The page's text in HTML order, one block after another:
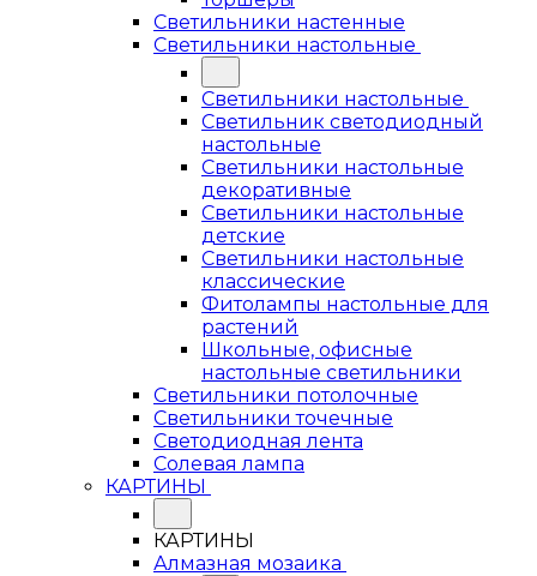
Светильники настенные
Светильники настольные
Светильники настольные
Светильник светодиодный
настольные
Светильники настольные
декоративные
Светильники настольные
детские
Светильники настольные
классические
Фитолампы настольные для
растений
Школьные, офисные
настольные светильники
Светильники потолочные
Светильники точечные
Светодиодная лента
Солевая лампа
КАРТИНЫ
КАРТИНЫ
Алмазная мозаика